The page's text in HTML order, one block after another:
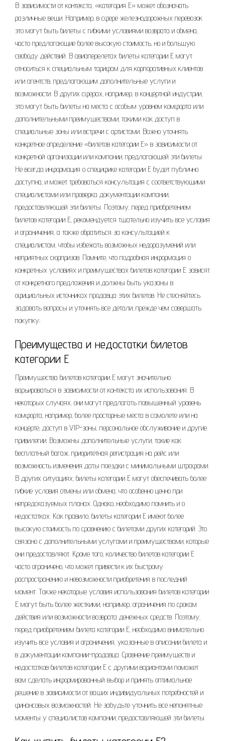
В зависимости от контекста‚ «категория Е» может обозначать
различные вещи. Например‚ в сфере железнодорожных перевозок
это могут быть билеты с гибкими условиями возврата и обмена‚
часто предлагающие более высокую стоимость‚ но и большую
свободу действий. В авиаперелетах билеты категории Е могут
относиться к специальным тарифам для корпоративных клиентов
или агентств‚ предлагающим дополнительные услуги и
возможности. В других сферах‚ например‚ в концертной индустрии‚
это могут быть билеты на места с особым уровнем комфорта или
дополнительными преимуществами‚ такими как доступ в
специальные зоны или встречи с артистами. Важно уточнять
конкретное определение «билетов категории Е» в зависимости от
конкретной организации или компании‚ предлагающей эти билеты.
Не всегда информация о специфике категории Е будет публично
доступна‚ и может требоваться консультация с соответствующими
специалистами или проверка документации компании‚
предоставляющей эти билеты. Поэтому‚ перед приобретением
билетов категории Е‚ рекомендуется тщательно изучить все условия
и ограничения‚ а также обратиться за консультацией к
специалистам‚ чтобы избежать возможных недоразумений или
неприятных сюрпризов. Помните‚ что подробная информация о
конкретных условиях и преимуществах билетов категории Е зависят
от конкретного предложения и должны быть указаны в
официальных источниках продавца этих билетов. Не стесняйтесь
задавать вопросы и уточнять все детали‚ прежде чем совершать
покупку;
Преимущества и недостатки билетов
категории Е
Преимущества билетов категории Е могут значительно
варьироваться в зависимости от контекста их использования. В
некоторых случаях‚ они могут предлагать повышенный уровень
комфорта‚ например‚ более просторные места в самолете или на
концерте‚ доступ в VIP-зоны‚ персональное обслуживание и другие
привилегии. Возможны дополнительные услуги‚ такие как
бесплатный багаж‚ приоритетная регистрация на рейс или
возможность изменения даты поездки с минимальными штрафами.
В других ситуациях‚ билеты категории Е могут обеспечивать более
гибкие условия отмены или обмена‚ что особенно ценно при
непредсказуемых планах. Однако‚ необходимо помнить и о
недостатках. Как правило‚ билеты категории Е имеют более
высокую стоимость по сравнению с билетами других категорий. Это
связано с дополнительными услугами и преимуществами‚ которые
они предоставляют. Кроме того‚ количество билетов категории Е
часто ограничено‚ что может привести к их быстрому
распространению и невозможности приобретения в последний
момент. Также некоторые условия использования билетов категории
Е могут быть более жесткими‚ например‚ ограничения по срокам
действия или возможности возврата денежных средств. Поэтому‚
перед приобретением билета категории Е‚ необходимо внимательно
изучить все условия и ограничения‚ указанные в описании билета и
в документации компании-продавца. Сравнение преимуществ и
недостатков билетов категории Е с другими вариантами поможет
вам сделать информированный выбор и принять оптимальное
решение в зависимости от ваших индивидуальных потребностей и
финансовых возможностей. Не забудьте уточнить все непонятные
моменты у специалистов компании‚ предоставляющей эти билеты.